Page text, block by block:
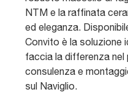
NTM e la raffinata
ed eleganza.
Convito è la soluzione
faccia la differenza
consulenza e
sul Naviglio.